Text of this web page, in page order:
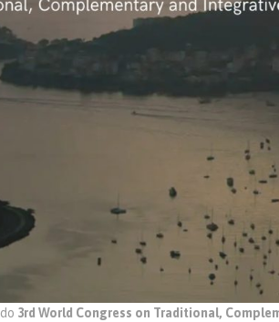
3rd World Congress on Traditional,